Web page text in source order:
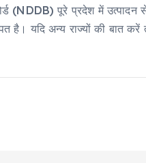
(NDDB) पूरे प्रदेश में
है। यदि अन्य राज्यों की बात करें